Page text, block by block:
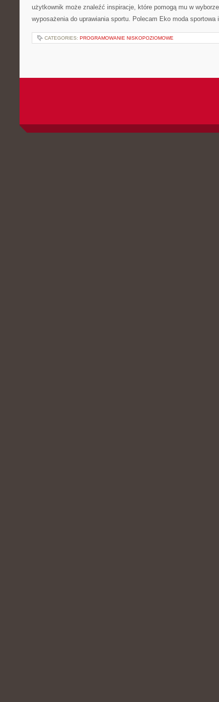
użytkownik może znaleźć inspiracje, które pomogą mu w
wyposażenia do uprawiania sportu. Polecam Eko moda
CATEGORIES: PROGRAMOWANIE NISKOPOZIOMOWE